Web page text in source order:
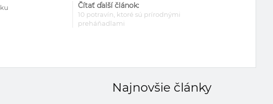
Čítať ďalší článok:
10 potravín, ktoré sú prírodnými
preháňadlami
Najnovšie články